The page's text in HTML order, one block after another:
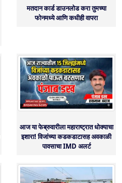
मतदान कार्ड डाउनलोड करा तुमच्या
फोनमध्ये आणि कधीही वापरा
आज या फेब्रुवारीला महाराष्ट्रात धोक्याचा
इशारा! विजांच्या कडकडाटासह अवकाळी
पावसाचा IMD अलर्ट